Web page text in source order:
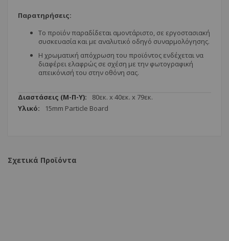
Παρατηρήσεις:
Το προϊόν παραδίδεται αμοντάριστο, σε εργοστασιακή
συσκευασία και με αναλυτικό οδηγό συναρμολόγησης.
Η χρωματική απόχρωση του προϊόντος ενδέχεται να
διαφέρει ελαφρώς σε σχέση με την φωτογραφική
απεικόνισή του στην οθόνη σας.
Περισσότερες
Πληροφορίες
80εк. x 40εк. x 79εк.
15mm Particle Board
Σχετικά Προϊόντα